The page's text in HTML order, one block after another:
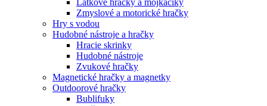
Látkové hračky a mojkáčiky
Zmyslové a motorické hračky
Hry s vodou
Hudobné nástroje a hračky
Hracie skrinky
Hudobné nástroje
Zvukové hračky
Magnetické hračky a magnetky
Outdoorové hračky
Bublifuky